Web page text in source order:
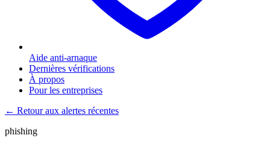
Aide anti-arnaque
Dernières vérifications
À propos
Pour les entreprises
← Retour aux alertes récentes
phishing